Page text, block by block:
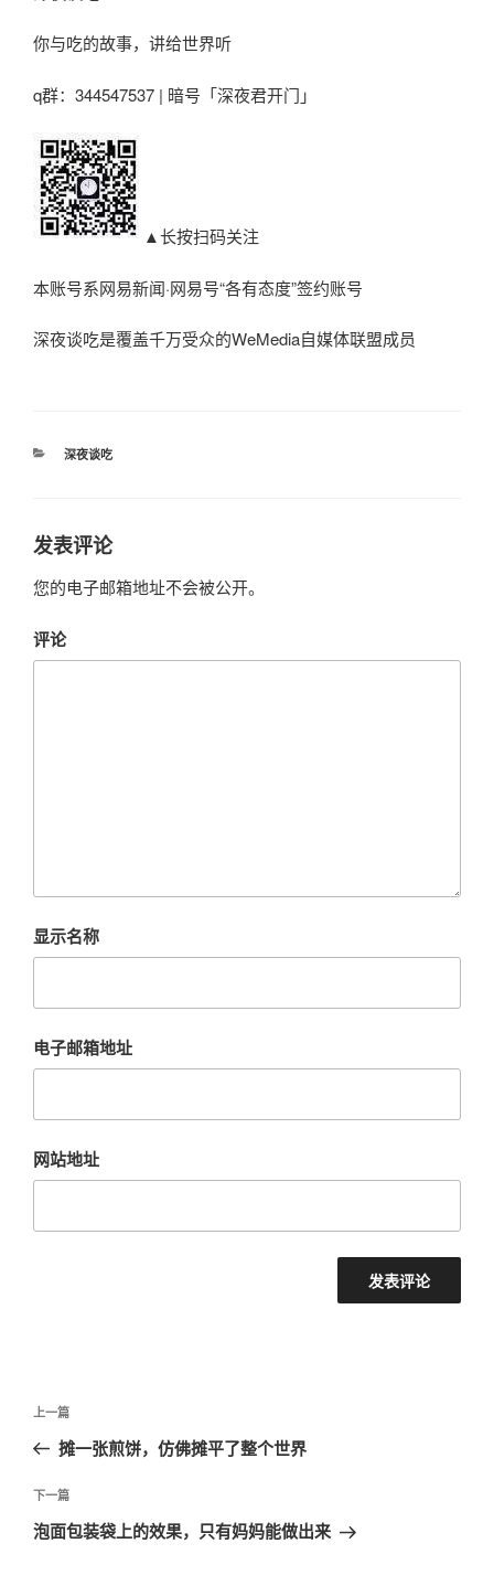
你与吃的故事，讲给世界听
q群：344547537 | 暗号「深夜君开门」
▲长按扫码关注
本账号系网易新闻·网易号“各有态度”签约账号
深夜谈吃是覆盖千万受众的WeMedia自媒体联盟成员
分
深夜谈吃
发表评论
您的电子邮箱地址不会被公开。
评论
显示名称
电子邮箱地址
网站地址
文
导
航
上
一
文
章
上一篇
摊一张煎饼，仿佛摊平了整个世界
下
一
下一篇
泡面包装袋上的效果，只有妈妈能做出来